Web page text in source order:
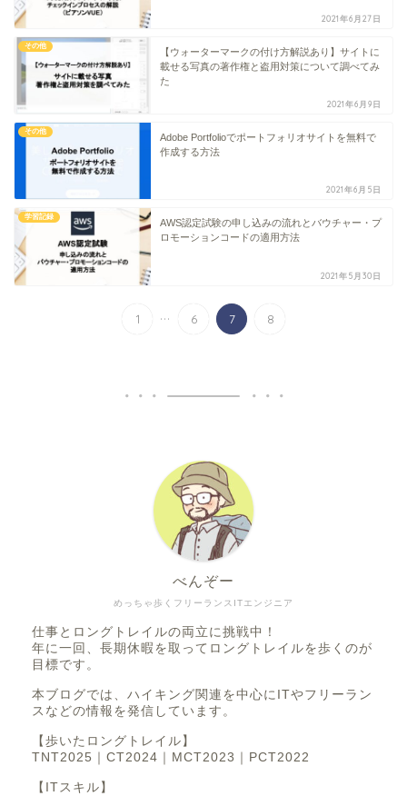
2021年6月27日
その他
【ウォーターマークの付け方解説あり】サイトに
載せる写真の著作権と盗用対策について調べてみ
た
2021年6月9日
その他
Adobe Portfolioでポートフォリオサイトを無料で
作成する方法
2021年6月5日
学習記録
AWS認定試験の申し込みの流れとバウチャー・プ
ロモーションコードの適用方法
2021年5月30日
1 ... 6 7 8
めっちゃ歩くフリーランスITエンジニア
べんぞー
仕事とロングトレイルの両立に挑戦中！
年に一回、長期休暇を取ってロングトレイルを歩くのが
目標です。
本ブログでは、ハイキング関連を中心にITやフリーラン
スなどの情報を発信しています。
【歩いたロングトレイル】
TNT2025｜CT2024｜MCT2023｜PCT2022
【ITスキル】